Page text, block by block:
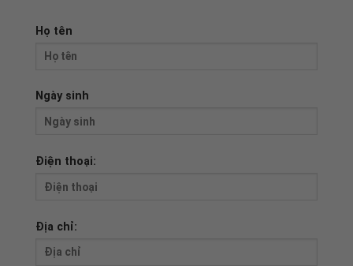
Họ tên
Ngày sinh
Điện thoại:
Địa chỉ: